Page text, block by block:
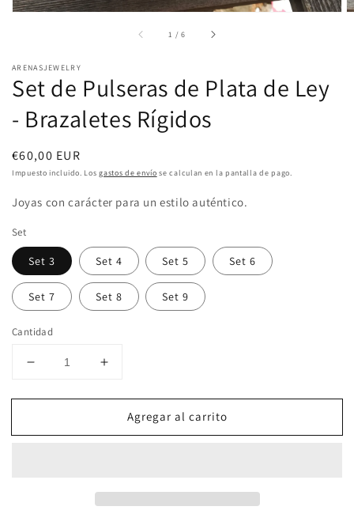
1 /de
6
ARENASJEWELRY
Set de Pulseras de Plata de Ley
- Brazaletes Rígidos
Precio
habitual
€60,00 EUR
Impuesto incluido. Losgastos de envío se calculan en la pantalla de pago.
Joyas con carácter para un estilo auténtico.
Set
Set 3 Set 4 Set 5 Set 6
Set 7 Set 8 Set 9
Cantidad
Reducir
para
de
Aumentar
para
de
Agregar al carrito